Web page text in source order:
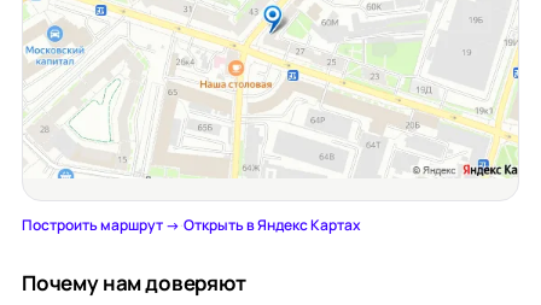
Построить маршрут →·Открыть в Яндекс Картах
Почему нам доверяют